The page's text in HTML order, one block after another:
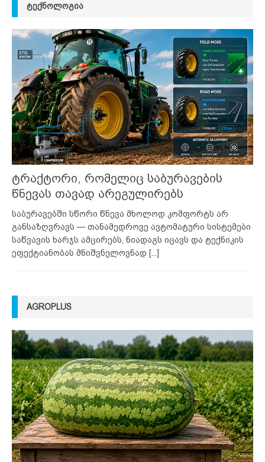
ᲢᲔᲥᲜᲝᲚᲝᲒᲘᲐ
ტრაქტორი, რომელიც საბურავების
წნევას თავად არეგულირებს
საბურავებში სწორი წნევა მხოლოდ კომფორტს არ
განსაზღვრავს — თანამედროვე ავტომატური სისტემები
საწვავის ხარჯს ამცირებს, ნიადაგს იცავს და ტექნიკის
ეფექტიანობას მნიშვნელოვნად [...]
AGROPLUS